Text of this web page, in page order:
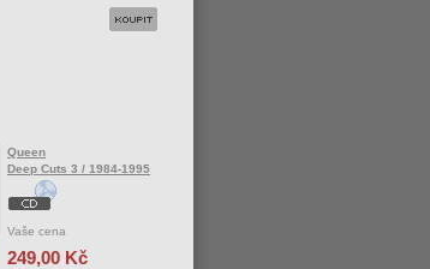
Queen
Deep Cuts 3 / 1984-1995
Vaše cena
249,00 Kč